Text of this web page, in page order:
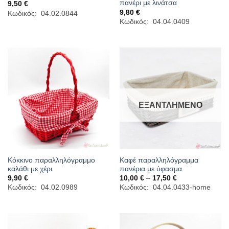
9,50 €
Κωδικός: 04.02.0844
πανέρι με λινάτσα
9,80 €
Κωδικός: 04.04.0409
Κόκκινο παραλληλόγραμμο
καλάθι με χέρι
9,90 €
Κωδικός: 04.02.0989
ΕΞΑΝΤΛΗΜΈΝΟ
Καφέ παραλληλόγραμμα
πανέρια με ύφασμα
10,00 € – 17,50 €Price
range:
10,00 €
Κωδικός: 04.04.0433-home